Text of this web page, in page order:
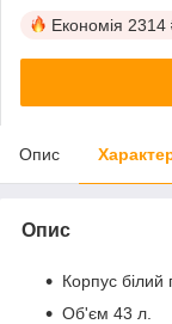
Економія 2314
Опис
Опис
Корпус білий
Об'єм 43 л.